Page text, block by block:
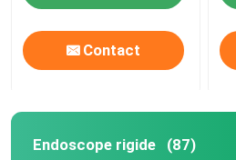
Contact
Endoscope rigide (87)